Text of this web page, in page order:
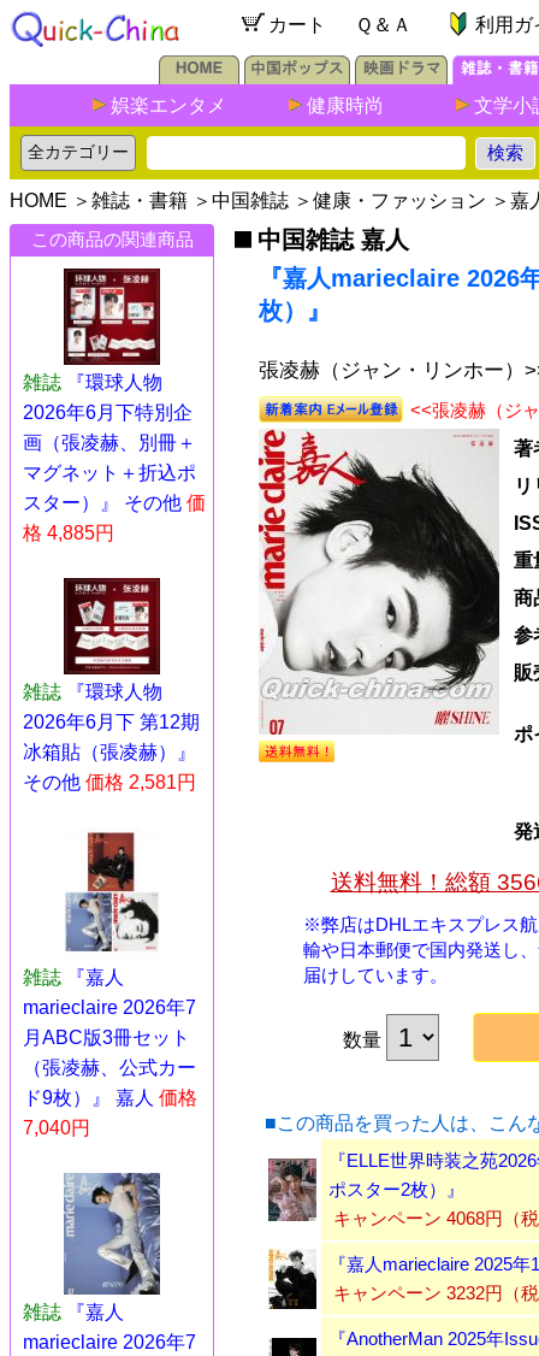
カート Ｑ＆Ａ 利用ガ
娯楽エンタメ 健康時尚 文学小
HOME ＞ 雑誌・書籍 ＞ 中国雑誌 ＞ 健康・ファッション ＞ 嘉
この商品の関連商品
雑誌
『環球人物
2026年6月下特別企
画（張凌赫、別冊＋
マグネット＋折込ポ
スター）』 その他 価
格 4,885円
雑誌
『環球人物
2026年6月下 第12期
冰箱貼（張凌赫）』
その他 価格 2,581円
雑誌
『嘉人
marieclaire 2026年7
月ABC版3冊セット
（張凌赫、公式カー
ド9枚）』 嘉人 価格
7,040円
雑誌
『嘉人
marieclaire 2026年7
中国雑誌 嘉人
『嘉人marieclaire 2026
枚）』
張凌赫（ジャン・リンホー）
<<張凌赫（ジ
著
重
商
参
販
ポ
発
送料無料！総額
※弊店はDHLエキスプレス
輸や日本郵便で国内発送し
届けしています。
数量
■この商品を買った人は、こん
『ELLE世界時装之苑
ポスター2枚）』
キャンペーン 4068円（
『嘉人marieclaire 2025
キャンペーン 3232円（
『AnotherMan 2025年